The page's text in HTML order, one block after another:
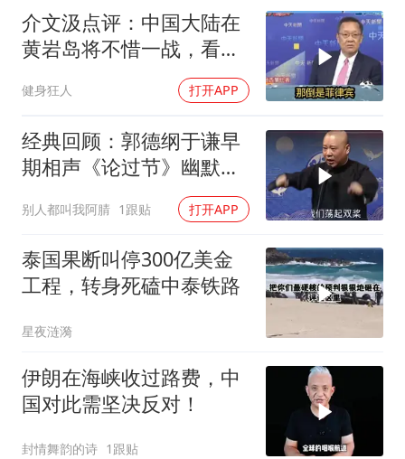
介文汲点评：中国大陆在
黄岩岛将不惜一战，看你
健身狂人 打开APP
经典回顾：郭德纲于谦早
期相声《论过节》幽默风
别人都叫我阿腈 1跟贴 打开APP
泰国果断叫停300亿美金
工程，转身死磕中泰铁路
星夜涟漪
伊朗在海峡收过路费，中
国对此需坚决反对！
封情舞韵的诗 1跟贴